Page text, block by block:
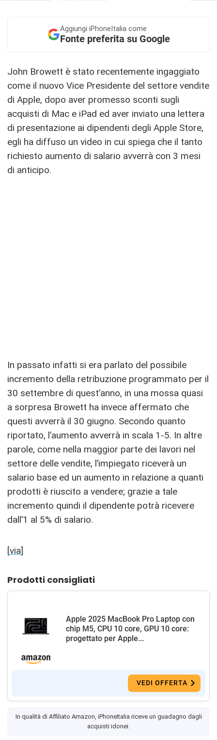
Aggiungi iPhoneItalia come
Fonte preferita su Google
John Browett è stato recentemente ingaggiato
come il nuovo Vice Presidente del settore vendite
di Apple, dopo aver promesso sconti sugli
acquisti di Mac e iPad ed aver inviato una lettera
di presentazione ai dipendenti degli Apple Store,
egli ha diffuso un video in cui spiega che il tanto
richiesto aumento di salario avverrà con 3 mesi
di anticipo.
In passato infatti si era parlato del possibile
incremento della retribuzione programmato per il
30 settembre di quest’anno, in una mossa quasi
a sorpresa Browett ha invece affermato che
questi avverrà il 30 giugno. Secondo quanto
riportato, l’aumento avverrà in scala 1-5. In altre
parole, come nella maggior parte dei lavori nel
settore delle vendite, l’impiegato riceverà un
salario base ed un aumento in relazione a quanti
prodotti è riuscito a vendere; grazie a tale
incremento quindi il dipendente potrà ricevere
dall’1 al 5% di salario.
[via]
Prodotti consigliati
Apple 2025 MacBook Pro Laptop con
chip M5, CPU 10 core, GPU 10 core:
progettato per Apple...
VEDI OFFERTA
In qualità di Affiliato Amazon, iPhoneItalia riceve un guadagno dagli
acquisti idonei.